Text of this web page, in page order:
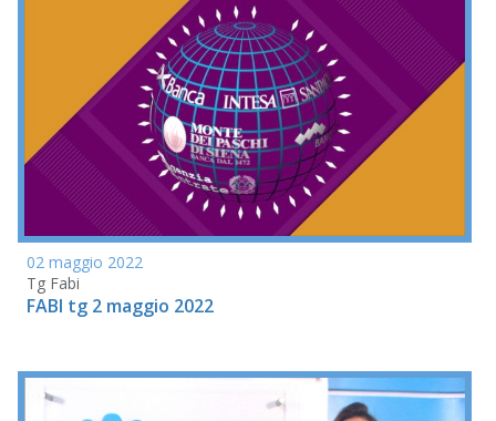
02 maggio 2022
Tg Fabi
FABI tg 2 maggio 2022